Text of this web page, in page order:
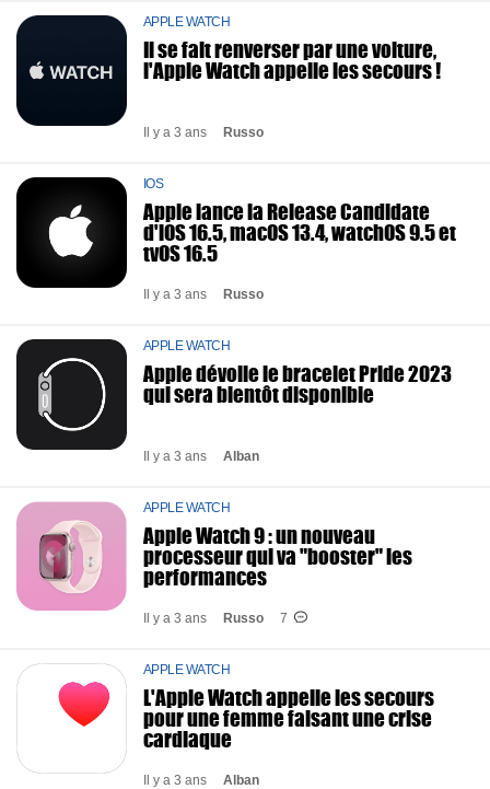
APPLE WATCH
Il se fait renverser par une voiture,
l'Apple Watch appelle les secours !
Il y a 3 ans Russo
IOS
Apple lance la Release Candidate
d'iOS 16.5, macOS 13.4, watchOS 9.5 et
tvOS 16.5
Il y a 3 ans Russo
APPLE WATCH
Apple dévoile le bracelet Pride 2023
qui sera bientôt disponible
Il y a 3 ans Alban
APPLE WATCH
Apple Watch 9 : un nouveau
processeur qui va "booster" les
performances
Il y a 3 ans Russo 7
APPLE WATCH
L'Apple Watch appelle les secours
pour une femme faisant une crise
cardiaque
Il y a 3 ans Alban